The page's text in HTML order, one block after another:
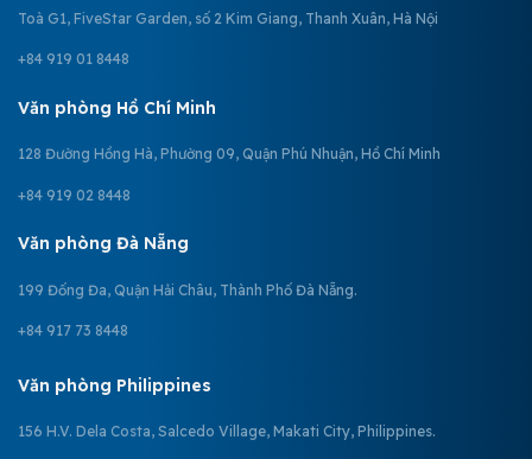
Toà G1, FiveStar Garden, số 2 Kim Giang, Thanh Xuân, Hà Nội
+84 919 01 8448
Văn phòng Hồ Chí Minh
128 Đường Hồng Hà, Phường 09, Quận Phú Nhuận, Hồ Chí Minh
+84 919 02 8448
Văn phòng Đà Nẵng
199 Đống Đa, Quận Hải Châu, Thành Phố Đà Nẵng.
+84 917 73 8448
Văn phòng Philippines
156 H.V. Dela Costa, Salcedo Village, Makati City, Philippines.